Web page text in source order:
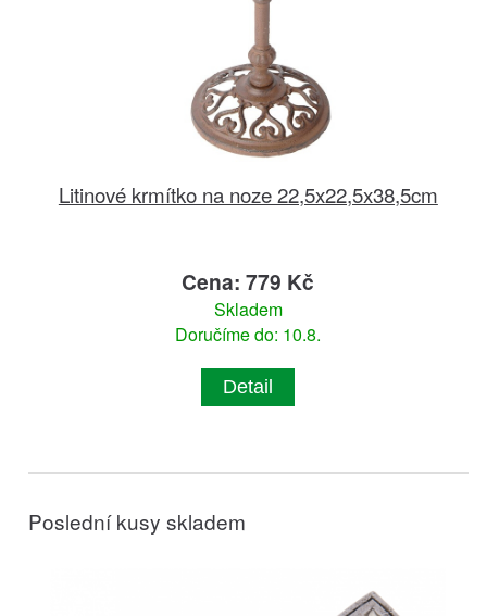
Litinové krmítko na noze 22,5x22,5x38,5cm
Cena: 779 Kč
Skladem
Doručíme do: 10.8.
Detail
Poslední kusy skladem